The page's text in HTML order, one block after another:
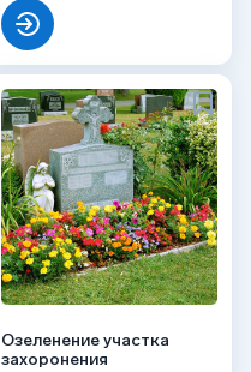
Озеленение участка
захоронения